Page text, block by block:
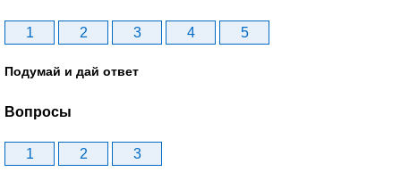
1 2 3 4 5
Подумай и дай ответ
Вопросы
1 2 3